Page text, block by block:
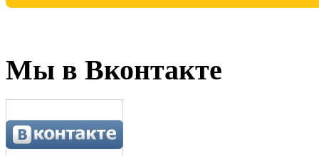
Мы в Вконтакте